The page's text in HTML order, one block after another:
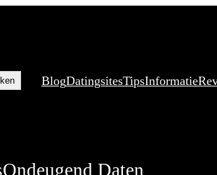
BlogDatingsitesTipsInformatie
Ondeugend Daten